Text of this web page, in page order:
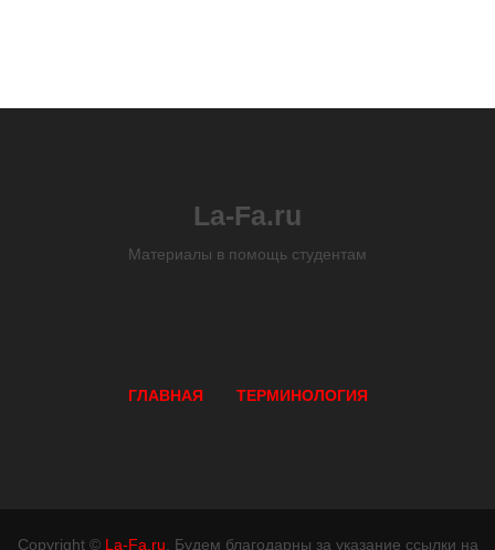
La-Fa.ru
Материалы в помощь студентам
ГЛАВНАЯ ТЕРМИНОЛОГИЯ
Copyright © La-Fa.ru. Будем благодарны за указание ссылки на